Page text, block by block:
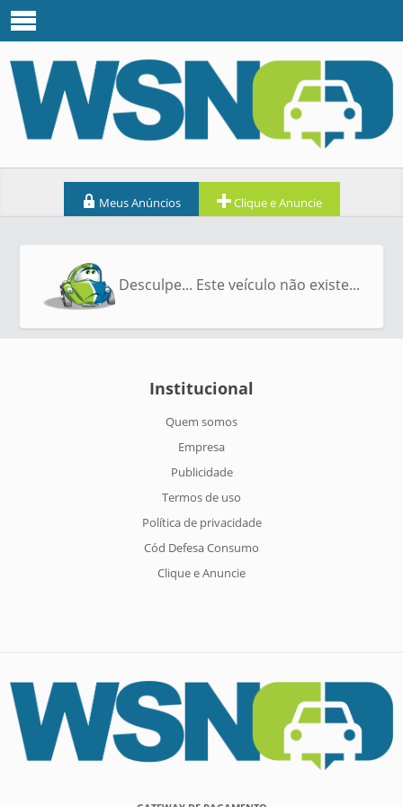
Meus Anúncios Clique e Anuncie
Desculpe... Este veículo não existe...
Institucional
Quem somos
Empresa
Publicidade
Termos de uso
Política de privacidade
Cód Defesa Consumo
Clique e Anuncie